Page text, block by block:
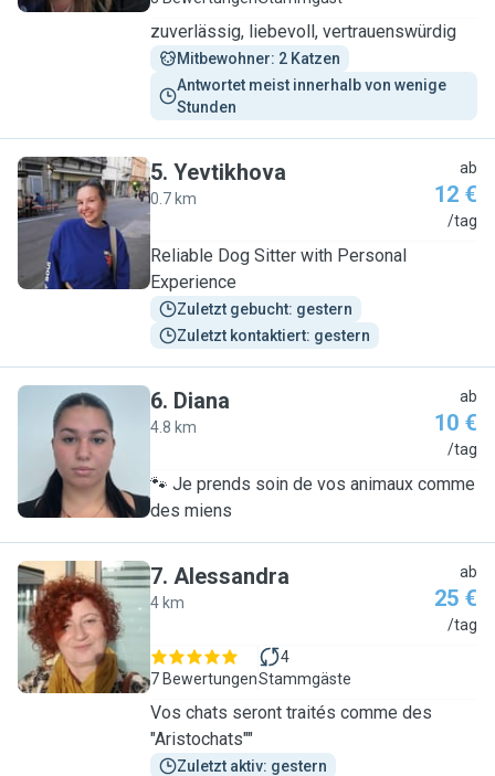
zuverlässig, liebevoll, vertrauenswürdig
Mitbewohner: 2 Katzen
Antwortet meist innerhalb von wenige
Stunden
Y
5. Yevtikhova
0.7 km
ab
12 €
/tag
Reliable Dog Sitter with Personal
Experience
Zuletzt gebucht: gestern
Zuletzt kontaktiert: gestern
D
6. Diana
4.8 km
ab
10 €
/tag
🐾 Je prends soin de vos animaux comme
des miens
A
7. Alessandra
4 km
ab
25 €
/tag
7 Bewertungen
4
Stammgäste
Vos chats seront traités comme des
"Aristochats""
Zuletzt aktiv: gestern